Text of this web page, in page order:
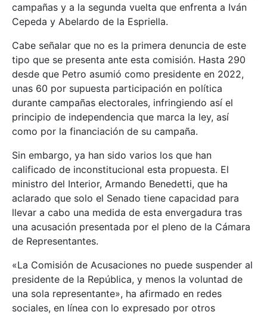
campañas y a la segunda vuelta que enfrenta a Iván
Cepeda y Abelardo de la Espriella.
Cabe señalar que no es la primera denuncia de este
tipo que se presenta ante esta comisión. Hasta 290
desde que Petro asumió como presidente en 2022,
unas 60 por supuesta participación en política
durante campañas electorales, infringiendo así el
principio de independencia que marca la ley, así
como por la financiación de su campaña.
Sin embargo, ya han sido varios los que han
calificado de inconstitucional esta propuesta. El
ministro del Interior, Armando Benedetti, que ha
aclarado que solo el Senado tiene capacidad para
llevar a cabo una medida de esta envergadura tras
una acusación presentada por el pleno de la Cámara
de Representantes.
«La Comisión de Acusaciones no puede suspender al
presidente de la República, y menos la voluntad de
una sola representante», ha afirmado en redes
sociales, en línea con lo expresado por otros